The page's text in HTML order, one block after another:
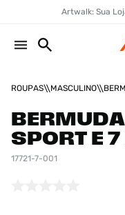
Artwalk: Sua
ROUPAS MASCULINO
SPORT E
17721-7-001